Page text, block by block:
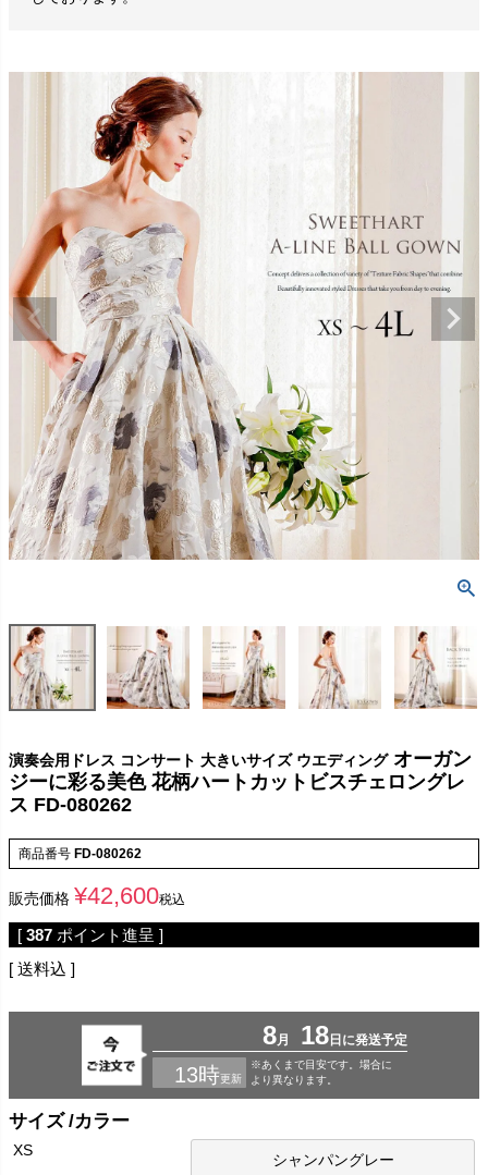
演奏会用ドレス コンサート 大きいサイズ ウエディング オーガン
ジーに彩る美色 花柄ハートカットビスチェロングレ
ス FD-080262
商品番号 FD-080262
販売価格 ¥42,600税込
[ 387 ポイント進呈 ]
送料込
サイズ カラー
XS
シャンパングレー